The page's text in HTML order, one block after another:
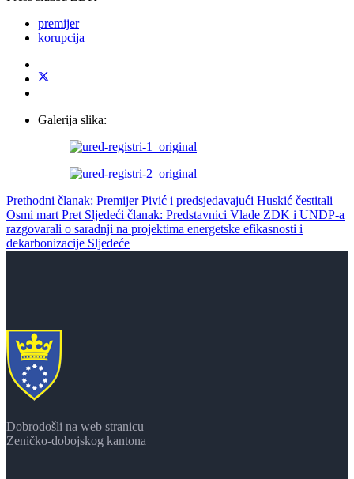
premijer
korupcija
Galerija slika:
Prethodni članak: Premijer Pivić i predsjedavajući Huskić čestitali
Osmi mart Pret Sljedeći članak: Predstavnici Vlade ZDK i UNDP-a
razgovarali o saradnji na projektima energetske efikasnosti i
dekarbonizacije Sljedeće
Dobrodošli na web stranicu
Zeničko-dobojskog kantona